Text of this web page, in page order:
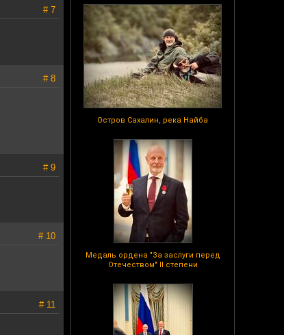
Остров Сахалин, река Найба
Медаль ордена "За заслуги перед
Отечеством" II степени
# 7
# 8
# 9
# 10
# 11